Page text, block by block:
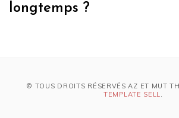
longtemps ?
© TOUS DROITS RÉSERVÉS AZ ET MUT
TEMPLATE SELL